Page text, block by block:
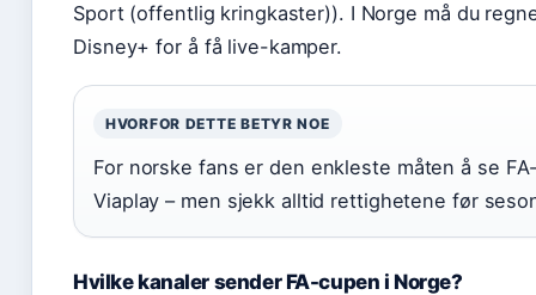
Sport (offentlig kringkaster)). I Norge må du
Disney+ for å få live-kamper.
HVORFOR DETTE BETYR NOE
For norske fans er den enkleste måten å se
Viaplay – men sjekk alltid rettighetene før
Hvilke kanaler sender FA-cupen i Norge?